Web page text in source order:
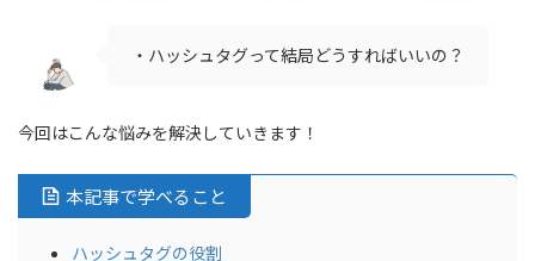
・ハッシュタグって結局どうすればいいの？
今回はこんな悩みを解決していきます！
本記事で学べること
ハッシュタグの役割